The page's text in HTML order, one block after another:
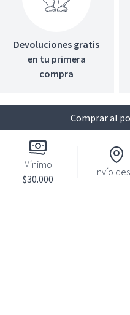
Devoluciones gratis
en tu primera
compra
Comprar al
Mínimo
$30.000
Envío